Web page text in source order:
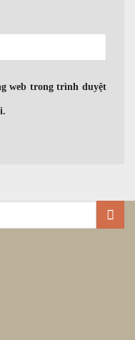
web trong trình duyệt